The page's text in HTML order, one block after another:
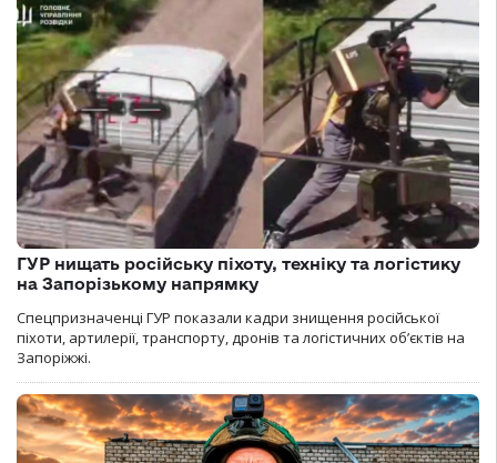
ГУР нищать російську піхоту, техніку та логістику
на Запорізькому напрямку
Спецпризначенці ГУР показали кадри знищення російської
піхоти, артилерії, транспорту, дронів та логістичних об’єктів на
Запоріжжі.